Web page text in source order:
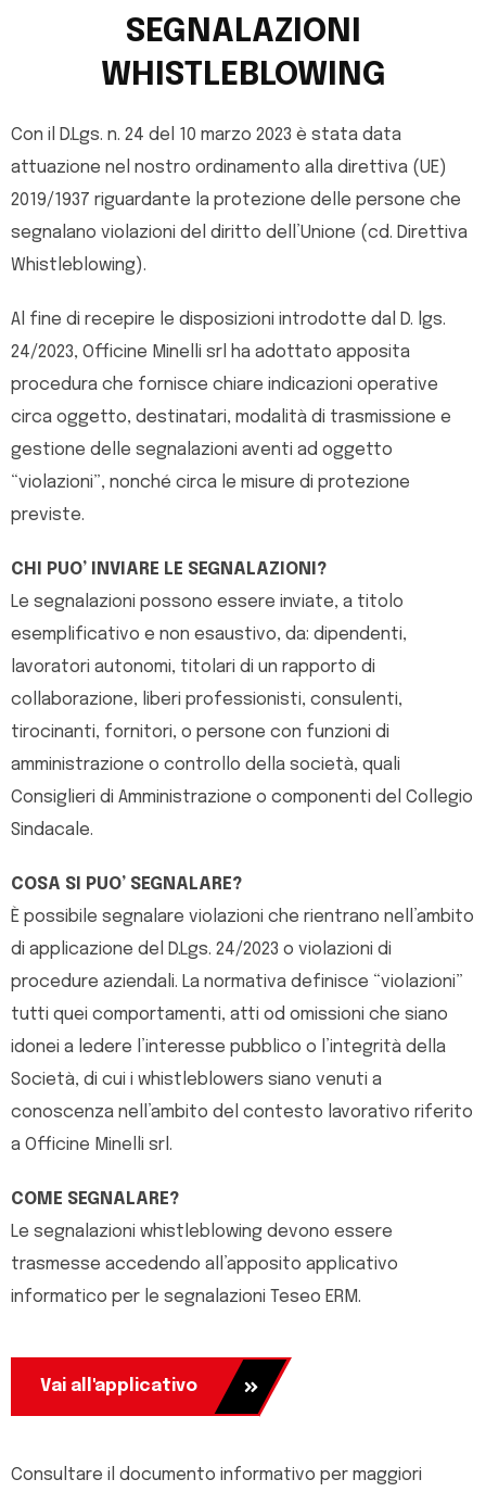
SEGNALAZIONI
WHISTLEBLOWING
Con il D.Lgs. n. 24 del 10 marzo 2023 è stata data
attuazione nel nostro ordinamento alla direttiva (UE)
2019/1937 riguardante la protezione delle persone che
segnalano violazioni del diritto dell’Unione (cd. Direttiva
Whistleblowing).
Al fine di recepire le disposizioni introdotte dal D. lgs.
24/2023, Officine Minelli srl ha adottato apposita
procedura che fornisce chiare indicazioni operative
circa oggetto, destinatari, modalità di trasmissione e
gestione delle segnalazioni aventi ad oggetto
“violazioni”, nonché circa le misure di protezione
previste.
CHI PUO’ INVIARE LE SEGNALAZIONI?
Le segnalazioni possono essere inviate, a titolo
esemplificativo e non esaustivo, da: dipendenti,
lavoratori autonomi, titolari di un rapporto di
collaborazione, liberi professionisti, consulenti,
tirocinanti, fornitori, o persone con funzioni di
amministrazione o controllo della società, quali
Consiglieri di Amministrazione o componenti del Collegio
Sindacale.
COSA SI PUO’ SEGNALARE?
È possibile segnalare violazioni che rientrano nell’ambito
di applicazione del D.Lgs. 24/2023 o violazioni di
procedure aziendali. La normativa definisce “violazioni”
tutti quei comportamenti, atti od omissioni che siano
idonei a ledere l’interesse pubblico o l’integrità della
Società, di cui i whistleblowers siano venuti a
conoscenza nell’ambito del contesto lavorativo riferito
a Officine Minelli srl.
COME SEGNALARE?
Le segnalazioni whistleblowing devono essere
trasmesse accedendo all’apposito applicativo
informatico per le segnalazioni Teseo ERM.
Vai all'applicativo
Consultare il documento informativo per maggiori